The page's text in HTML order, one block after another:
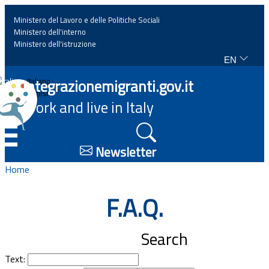
Home
News
Highlights
Regulations and law
Projects
Ministero del Lavoro e delle Politiche Sociali
Ministero dell'interno
Ministero dell'istruzione
EN
Italiano
English
Integrazionemigranti.gov.it
Work and live in Italy
Newsletter
Home
F.A.Q.
Search
Text: